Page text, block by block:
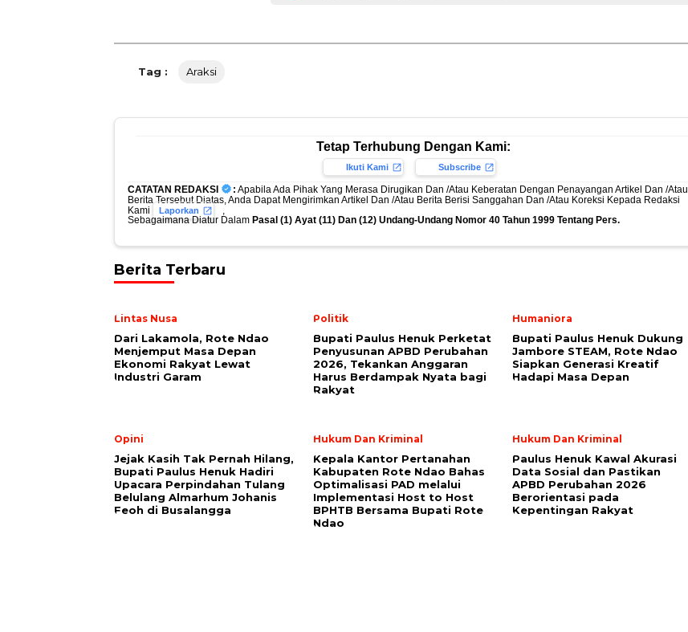
Tag : Araksi
Tetap Terhubung Dengan Kami:
Ikuti Kami Subscribe
CATATAN REDAKSI : Apabila Ada Pihak Yang Merasa Dirugikan Dan /Atau Keberatan Dengan Penayangan Artikel Dan /Atau
Berita Tersebut Diatas, Anda Dapat Mengirimkan Artikel Dan /Atau Berita Berisi Sanggahan Dan /Atau Koreksi Kepada Redaksi
Kami
Laporkan
,
Sebagaimana Diatur Dalam Pasal (1) Ayat (11) Dan (12) Undang-Undang Nomor 40 Tahun 1999 Tentang Pers.
Berita Terbaru
Lintas Nusa
Dari Lakamola, Rote Ndao
Menjemput Masa Depan
Ekonomi Rakyat Lewat
Industri Garam
Politik
Bupati Paulus Henuk Perketat
Penyusunan APBD Perubahan
2026, Tekankan Anggaran
Harus Berdampak Nyata bagi
Rakyat
Humaniora
Bupati Paulus Henuk Dukung
Jambore STEAM, Rote Ndao
Siapkan Generasi Kreatif
Hadapi Masa Depan
Opini
Jejak Kasih Tak Pernah Hilang,
Bupati Paulus Henuk Hadiri
Upacara Perpindahan Tulang
Belulang Almarhum Johanis
Feoh di Busalangga
Hukum Dan Kriminal
Kepala Kantor Pertanahan
Kabupaten Rote Ndao Bahas
Optimalisasi PAD melalui
Implementasi Host to Host
BPHTB Bersama Bupati Rote
Ndao
Hukum Dan Kriminal
Paulus Henuk Kawal Akurasi
Data Sosial dan Pastikan
APBD Perubahan 2026
Berorientasi pada
Kepentingan Rakyat